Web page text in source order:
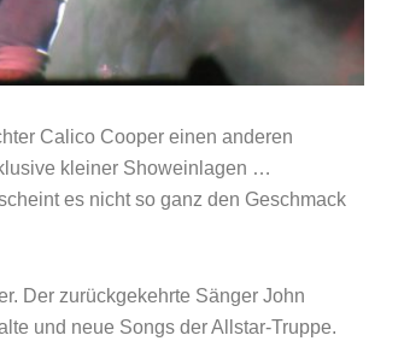
Calico Cooper einen anderen
kleiner Showeinlagen …
es nicht so ganz den Geschmack
Der zurückgekehrte Sänger John
und neue Songs der Allstar-Truppe.